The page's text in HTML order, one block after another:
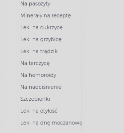
Na pasożyty
Minerały na receptę
Leki na cukrzycę
Leki na grzybicę
Leki na trądzik
Na tarczycę
Na hemoroidy
Na nadciśnienie
Szczepionki
Leki na otyłość
Leki na dnę moczanową